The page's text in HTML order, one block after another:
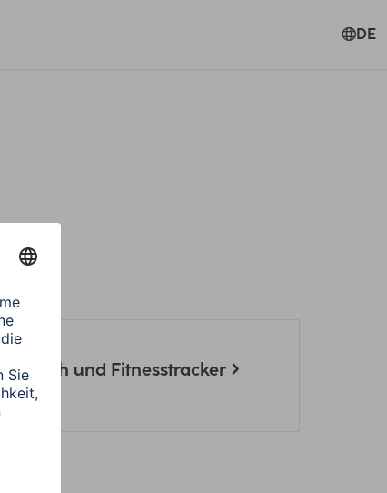
DE
und Fitnesstracker